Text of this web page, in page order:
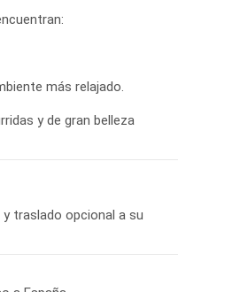
más relajado.
y de gran belleza
traslado opcional a su